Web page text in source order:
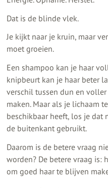
Dat is de blinde vlek.
Je kijkt naar je kruin, maar
moet groeien.
Een shampoo kan je haar
knipbeurt kan je haar beter
verschil tussen dun en
maken. Maar als je lichaam
beschikbaar heeft, los je dat
de buitenkant gebruikt.
Daarom is de betere vraag
worden? De betere vraag is:
om goed haar te blijven